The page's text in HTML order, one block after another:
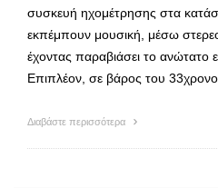
συσκευή ηχομέτρησης στα
εκπέμπουν μουσική, μέσω
έχοντας παραβιάσει το ανώτατο
Επιπλέον, σε βάρος του
Διαβάστε περισσότερα